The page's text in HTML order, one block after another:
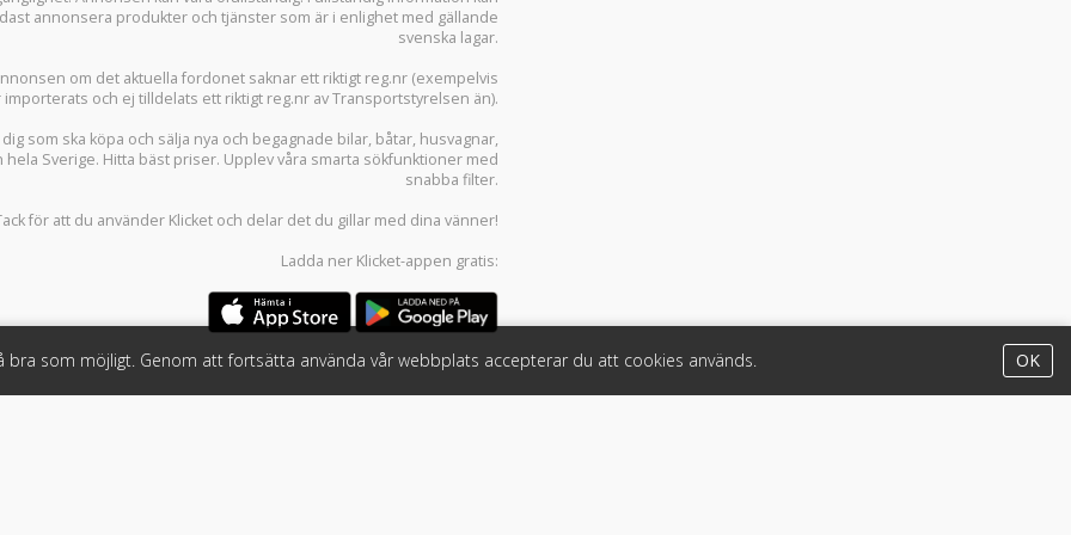
annonsera produkter och tjänster som är i enlighet med gällande
svenska lagar.
om det aktuella fordonet saknar ett riktigt reg.nr (exempelvis
och ej tilldelats ett riktigt reg.nr av Transportstyrelsen än).
som ska köpa och sälja nya och begagnade bilar, båtar, husvagnar,
Sverige. Hitta bäst priser. Upplev våra smarta sökfunktioner med
snabba filter.
för att du använder Klicket och delar det du gillar med dina vänner!
Ladda ner Klicket-appen gratis:
som möjligt. Genom att fortsätta använda vår webbplats accepterar du att cookies används. OK